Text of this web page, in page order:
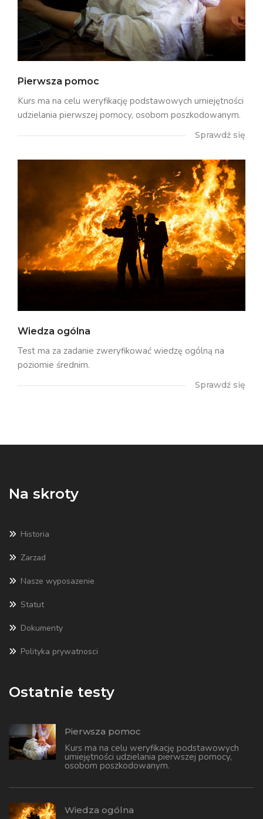
Pierwsza pomoc
Kurs ma na celu weryfikację podstawowych umiejętności
udzielania pierwszej pomocy, osobom poszkodowanym.
Sprawdź się
Wiedza ogólna
Test ma za zadanie zweryfikować wiedzę ogólną na
poziomie średnim.
Sprawdź się
Na skroty
Historia
Zarzad
Nasze wyposazenie
Statut
Dokumenty
Polityka prywatnosci
Ostatnie testy
Pierwsza pomoc
Kurs ma na celu weryfikację podstawowych
umiejętności udzielania pierwszej pomocy,
osobom poszkodowanym.
Wiedza ogólna